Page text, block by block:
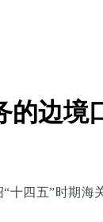
的边境
四五”时期